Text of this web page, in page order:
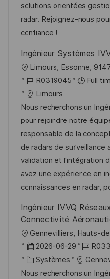
a
t
i
n
n
c
e
u
p
o
s
t
e
solutions orientées
radar. Rejoignez-nous
confiance !
Ingénieur Systèmes
o
c
a
l
i
s
a
t
i
n
Limours, Essonne,
R
é
f
é
r
e
n
c
e
u
s
R0319045 Full
Limours
Nous recherchons un
pour rejoindre notre
responsable de la
de radars de surveillance
validation et l'intégration
avez une expérience en
connaissances en radar,
Ingénieur IVVQ
Connectivité
o
c
a
Gennevilliers, Hauts-
D
a
t
2026-06-29
R
é
f
C
a
Systèmes
Nous recherchons un